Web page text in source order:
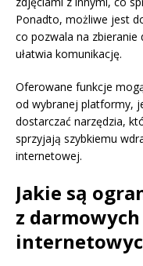
Ponadto, możliwe jest
co pozwala na
ułatwia komunikację.
Oferowane funkcje
od wybranej platformy,
dostarczać narzędzia,
sprzyjają szybkiemu
internetowej.
Jakie są
z